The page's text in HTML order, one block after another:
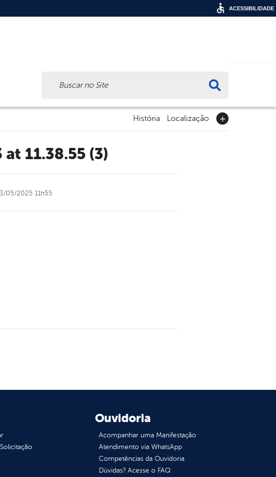
História Localização
at 11.38.55 (3)
05/2025 11h55
Ouvidoria
Acompanhar uma Manifestação
Atendimento via WhatsApp
Competências da Ouvidoria
Dúvidas? Acesse o FAQ
ACESSIBILIDADE